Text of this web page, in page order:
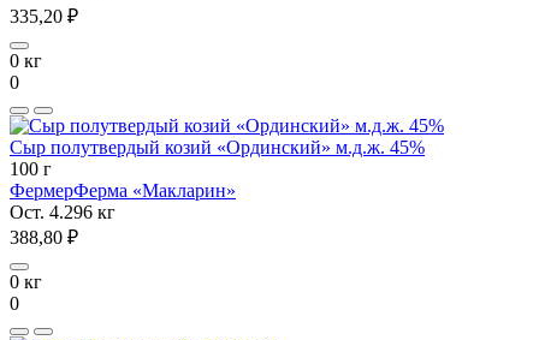
335,20 ₽
0 кг
0
Сыр полутвердый козий «Ординский» м.д.ж. 45%
100 г
ФермерФерма «Макларин»
Ост. 4.296 кг
388,80 ₽
0 кг
0